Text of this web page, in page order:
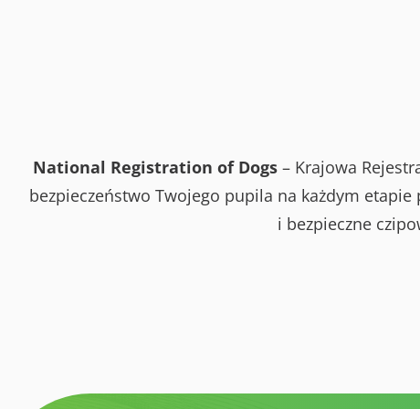
National Registration of Dogs – Krajowa
bezpieczeństwo Twojego pupila na każdym
i bezpieczne